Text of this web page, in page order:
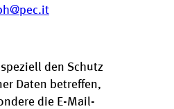
den Schutz
Daten betreffen,
die E-Mail-